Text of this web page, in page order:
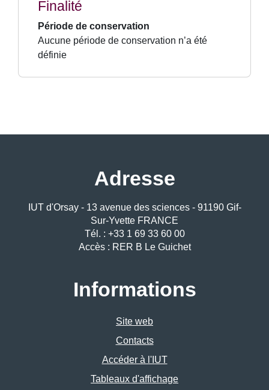
Finalité
Période de conservation
Aucune période de conservation n’a été
définie
Adresse
IUT d'Orsay - 13 avenue des sciences - 91190 Gif-
Sur-Yvette FRANCE
Tél. : +33 1 69 33 60 00
Accès : RER B Le Guichet
Informations
Site web
Contacts
Accéder à l'IUT
Tableaux d'affichage